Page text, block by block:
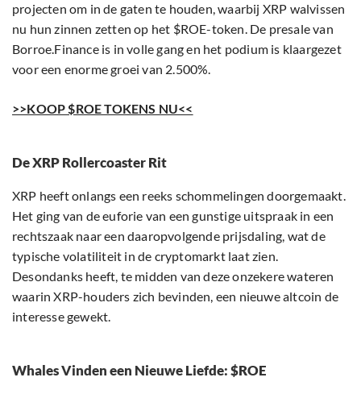
projecten om in de gaten te houden, waarbij XRP walvissen
nu hun zinnen zetten op het $ROE-token. De presale van
Borroe.Finance is in volle gang en het podium is klaargezet
voor een enorme groei van 2.500%.
>>KOOP $ROE TOKENS NU<<
De XRP Rollercoaster Rit
XRP heeft onlangs een reeks schommelingen doorgemaakt.
Het ging van de euforie van een gunstige uitspraak in een
rechtszaak naar een daaropvolgende prijsdaling, wat de
typische volatiliteit in de cryptomarkt laat zien.
Desondanks heeft, te midden van deze onzekere wateren
waarin XRP-houders zich bevinden, een nieuwe altcoin de
interesse gewekt.
Whales Vinden een Nieuwe Liefde: $ROE